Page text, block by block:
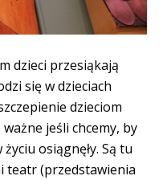
dzieci przesiąkają
się w dzieciach
dzieciom
jeśli chcemy, by
osiągnęły. Są tu
teatr (przedstawienia